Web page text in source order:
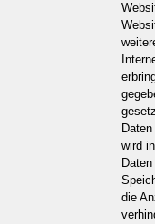
wird
die